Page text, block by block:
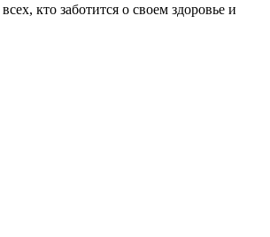
кто заботится о своем здоровье и